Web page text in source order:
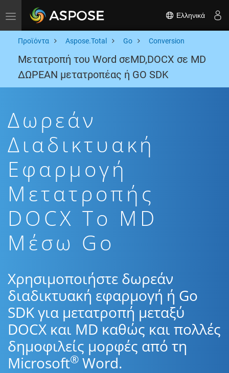
Toggle navigation Ελληνικά
Προϊόντα Aspose.Total Go Conversion
Μετατροπή του Word σεMD,DOCX σε MD
ΔΩΡΕΑΝ μετατροπέας ή GO SDK
Δωρεάν
Διαδικτυακή
Εφαρμογή
Μετατροπής
DOCX To MD
Μέσω Go
Χρησιμοποιήστε δωρεάν
διαδικτυακή εφαρμογή ή Go
SDK για μετατροπή μεταξύ
DOCX και MD καθώς και πολλές
δημοφιλείς μορφές από τη
Microsoft® Word.